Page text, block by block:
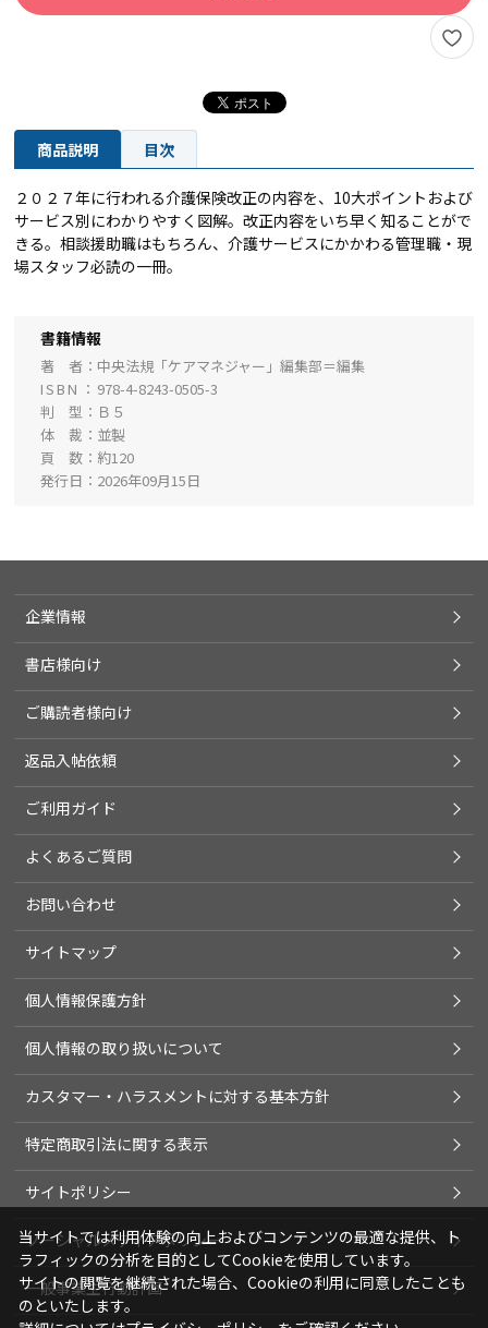
商品説明 目次
２０２７年に行われる介護保険改正の内容を、10大ポイントおよび
サービス別にわかりやすく図解。改正内容をいち早く知ることがで
きる。相談援助職はもちろん、介護サービスにかかわる管理職・現
場スタッフ必読の一冊。
書籍情報
著 者
中央法規「ケアマネジャー」編集部＝編集
ISBN
978-4-8243-0505-3
判 型
Ｂ５
体 裁
並製
頁 数
約120
発行日
2026年09月15日
企業情報
書店様向け
ご購読者様向け
返品入帖依頼
ご利用ガイド
よくあるご質問
お問い合わせ
サイトマップ
個人情報保護方針
個人情報の取り扱いについて
カスタマー・ハラスメントに対する基本方針
特定商取引法に関する表示
サイトポリシー
ソーシャルメディアポリシー
一般事業主行動計画
当サイトでは利用体験の向上およびコンテンツの最適な提供、ト
ラフィックの分析を目的としてCookieを使用しています。
サイトの閲覧を継続された場合、Cookieの利用に同意したことも
のといたします。